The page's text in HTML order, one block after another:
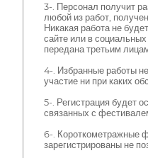
3-. Персонал получит
любой из работ,
Никакая работа не
сайте или в
передана третьим
4-. Избранные работы
участие ни при каких
5-. Регистрация будет
связанных с
6-. Короткометражные
зарегистрированы не